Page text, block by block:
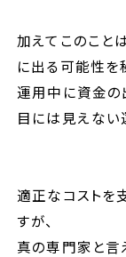
加えてこのこと
に出る可能性を
運用中に資金の
目には見えない
適正なコストを
すが、
真の専門家と言